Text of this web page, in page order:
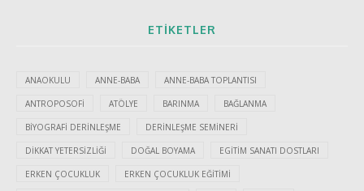
ETIKETLER
ANAOKULU ANNE-BABA ANNE-BABA TOPLANTISI
ANTROPOSOFI ATÖLYE BARINMA BAĞLANMA
BIYOGRAFI DERINLEŞME DERINLEŞME SEMINERI
DIKKAT YETERSIZLIĞI DOĞAL BOYAMA EGITIM SANATI DOSTLARI
ERKEN ÇOCUKLUK ERKEN ÇOCUKLUK EĞITIMI